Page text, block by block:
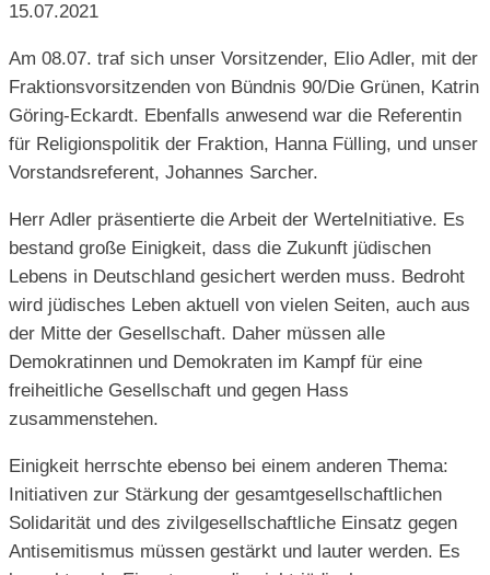
15.07.2021
Am 08.07. traf sich unser Vorsitzender, Elio Adler, mit der
Fraktionsvorsitzenden von Bündnis 90/Die Grünen, Katrin
Göring-Eckardt. Ebenfalls anwesend war die Referentin
für Religionspolitik der Fraktion, Hanna Fülling, und unser
Vorstandsreferent, Johannes Sarcher.
Herr Adler präsentierte die Arbeit der WerteInitiative. Es
bestand große Einigkeit, dass die Zukunft jüdischen
Lebens in Deutschland gesichert werden muss. Bedroht
wird jüdisches Leben aktuell von vielen Seiten, auch aus
der Mitte der Gesellschaft. Daher müssen alle
Demokratinnen und Demokraten im Kampf für eine
freiheitliche Gesellschaft und gegen Hass
zusammenstehen.
Einigkeit herrschte ebenso bei einem anderen Thema:
Initiativen zur Stärkung der gesamtgesellschaftlichen
Solidarität und des zivilgesellschaftliche Einsatz gegen
Antisemitismus müssen gestärkt und lauter werden. Es